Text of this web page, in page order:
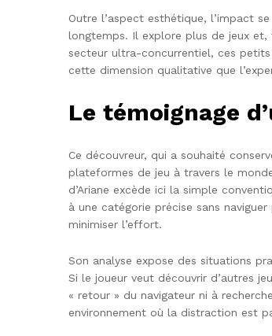
Outre l’aspect esthétique, l’impact
longtemps. Il explore plus de jeux et,
secteur ultra-concurrentiel, ces
cette dimension qualitative que
Le témoignage
Ce découvreur, qui a souhaité
plateformes de jeu à travers le
d’Ariane excède ici la simple
à une catégorie précise sans
minimiser l’effort.
Son analyse expose des situations
Si le joueur veut découvrir d’autres
« retour » du navigateur ni à
environnement où la distraction est